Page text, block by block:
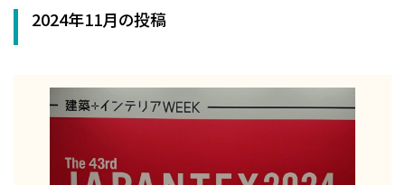
2024年11月の投稿